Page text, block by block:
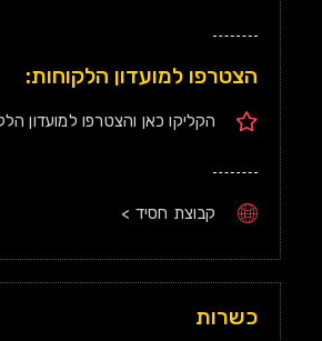
הצטרפו למועדון הלקוחות:
הקליקו כאן והצטרפו למועדון
קבוצת חסיד >
כשרות